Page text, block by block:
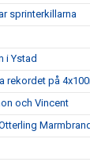
sprinterkillarna
i Ystad
rekordet på
och Vincent